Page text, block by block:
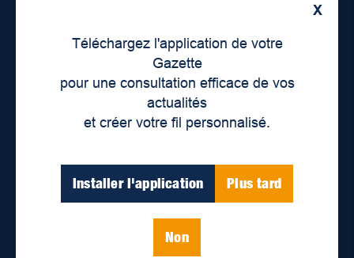
X
Téléchargez l'application de votre
Gazette
pour une consultation efficace de vos
actualités
et créer votre fil personnalisé.
Installer l'application Plus tard
Non
Déontologie et confidentialité
Devenir partenaire
Lieux de distribution
Nous joindre
Parutions numériques